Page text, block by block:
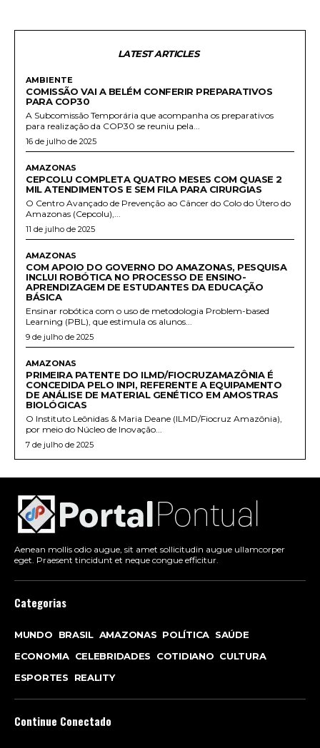
LATEST ARTICLES
AMBIENTE
COMISSÃO VAI A BELÉM CONFERIR PREPARATIVOS
PARA COP30
A Subcomissão Temporária que acompanha os preparativos
para realização da COP30 se reuniu pela...
16 de julho de 2025
AMAZONAS
CEPCOLU COMPLETA QUATRO MESES COM QUASE 2
MIL ATENDIMENTOS E SEM FILA PARA CIRURGIAS
O Centro Avançado de Prevenção ao Câncer do Colo do Útero do
Amazonas (Cepcolu),...
11 de julho de 2025
AMAZONAS
COM APOIO DO GOVERNO DO AMAZONAS, PESQUISA
INCLUI ROBÓTICA NO PROCESSO DE ENSINO-
APRENDIZAGEM DE ESTUDANTES DA EDUCAÇÃO
BÁSICA
Ensinar robótica com o uso de metodologia Problem-based
Learning (PBL), que estimula os alunos...
9 de julho de 2025
AMAZONAS
PRIMEIRA PATENTE DO ILMD/FIOCRUZAMAZÔNIA É
CONCEDIDA PELO INPI, REFERENTE A EQUIPAMENTO
DE ANÁLISE DE MATERIAL GENÉTICO EM AMOSTRAS
BIOLÓGICAS
O Instituto Leônidas & Maria Deane (ILMD/Fiocruz Amazônia),
por meio do Núcleo de Inovação...
7 de julho de 2025
Aenean mollis odio augue, sit amet sollicitudin augue ullamcorper
eget. Praesent tincidunt et neque congue efficitur.
Categorias
MUNDO BRASIL AMAZONAS POLÍTICA SAÚDE
ECONOMIA CELEBRIDADES COTIDIANO CULTURA
ESPORTES
REALITY
Continue Conectado